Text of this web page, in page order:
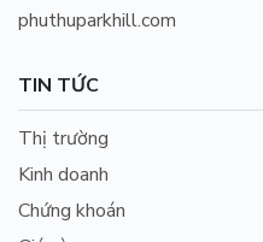
phuthuparkhill.com
TIN TỨC
Thị trường
Kinh doanh
Chứng khoán